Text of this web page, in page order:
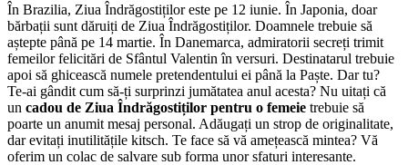
În Brazilia, Ziua Îndrăgostiților este pe 12 iunie. În Japonia, doar
bărbații sunt dăruiți de Ziua Îndrăgostiților. Doamnele trebuie să
aștepte până pe 14 martie. În Danemarca, admiratorii secreți trimit
femeilor felicitări de Sfântul Valentin în versuri. Destinatarul trebuie
apoi să ghicească numele pretendentului ei până la Paște. Dar tu?
Te-ai gândit cum să-ți surprinzi jumătatea anul acesta? Nu uitați că
un cadou de Ziua Îndrăgostiților pentru o femeie trebuie să
poarte un anumit mesaj personal. Adăugați un strop de originalitate,
dar evitați inutilitățile kitsch. Te face să vă amețească mintea? Vă
oferim un colac de salvare sub forma unor sfaturi interesante.